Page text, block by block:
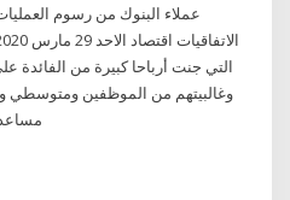
عملاء البنوك من رسوم العمليات
التي جنت أرباحا كبيرة من الفائدة
وغالبيتهم من الموظفين ومتوسطي